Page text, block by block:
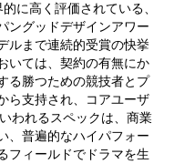
に高く評価されている、
ングッドデザインアワー
ルまで連続的受賞の快挙
いては、契約の有無にか
る勝つための競技者とプ
ら支持され、コアユーザ
われるスペックは、商業
、普遍的なハイパフォー
フィールドでドラマを生